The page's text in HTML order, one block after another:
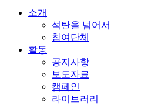
소개
석탄을 넘어서
참여단체
활동
공지사항
보도자료
캠페인
라이브러리